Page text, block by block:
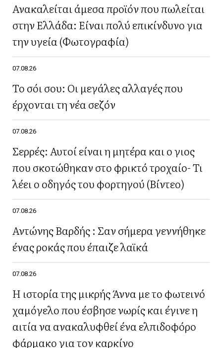
Ανακαλείται άμεσα προϊόν που πωλείται
στην Ελλάδα: Είναι πολύ επικίνδυνο για
την υγεία (Φωτογραφία)
07.08.26
Το σόι σου: Οι μεγάλες αλλαγές που
έρχονται τη νέα σεζόν
07.08.26
Σερρές: Αυτοί είναι η μητέρα και ο γιος
που σκοτώθηκαν στο φρικτό τροχαίο- Τι
λέει ο οδηγός του φορτηγού (Βίντεο)
07.08.26
Αντώνης Βαρδής : Σαν σήμερα γεννήθηκε
ένας ροκάς που έπαιζε λαϊκά
07.08.26
Η ιστορία της μικρής Άννα με το φωτεινό
χαμόγελο που έσβησε νωρίς και έγινε η
αιτία να ανακαλυφθεί ένα ελπιδοφόρο
φάρμακο για τον καρκίνο